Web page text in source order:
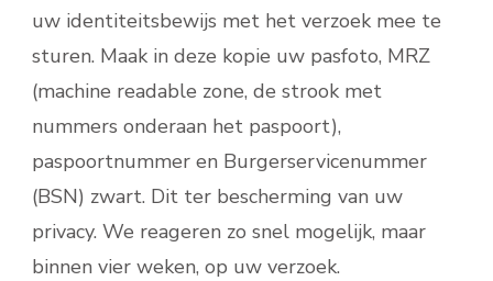
uw identiteitsbewijs met het verzoek mee te
sturen. Maak in deze kopie uw pasfoto, MRZ
(machine readable zone, de strook met
nummers onderaan het paspoort),
paspoortnummer en Burgerservicenummer
(BSN) zwart. Dit ter bescherming van uw
privacy. We reageren zo snel mogelijk, maar
binnen vier weken, op uw verzoek.